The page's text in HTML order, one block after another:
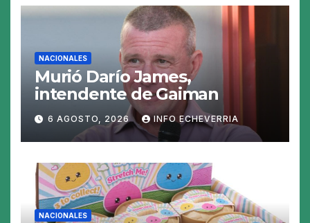
NACIONALES
Murió Darío James,
intendente de Gaiman
6 AGOSTO, 2026 INFO ECHEVERRIA
NACIONALES